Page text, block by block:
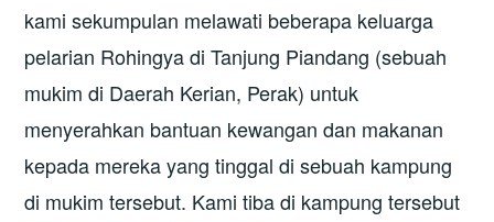
kami sekumpulan melawati beberapa keluarga
pelarian Rohingya di Tanjung Piandang (sebuah
mukim di Daerah Kerian, Perak) untuk
menyerahkan bantuan kewangan dan makanan
kepada mereka yang tinggal di sebuah kampung
di mukim tersebut. Kami tiba di kampung tersebut